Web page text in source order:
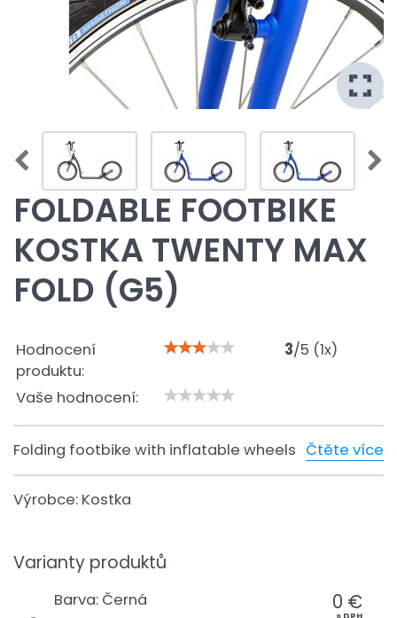
FOLDABLE FOOTBIKE
KOSTKA TWENTY MAX
FOLD (G5)
Hodnocení
produktu:
3/5 (1x)
Vaše hodnocení:
Folding footbike with inflatable wheels Čtěte více
Výrobce: Kostka
Varianty produktů
Barva: Černá
0 €